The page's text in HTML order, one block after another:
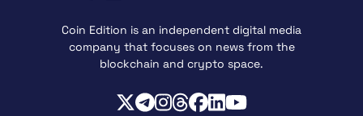
Coin Edition is an independent digital media
company that focuses on news from the
blockchain and crypto space.